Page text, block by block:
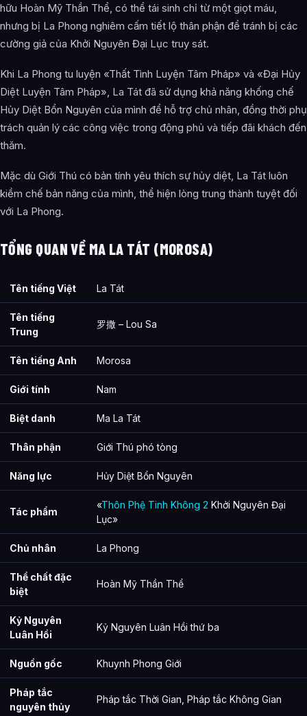
Trận chiến cuối cùng
Giới Thú Vương Ma La Tát
Đến Khởi Nguyên Đại Lục
Ảnh về Ma La Tát / Morosa
Câu Hỏi Thường Gặp
Ma La Tát (Morosa) là ai?
Ma La Tát (Morosa) xuất hiện trong tác phẩm nào?
Thông tin về Ma La Tát (Morosa) được tổng hợp từ đâu?
hữu Hoàn Mỹ Thần Thể, có thể tái sinh chỉ từ một giọt máu,
nhưng bị La Phong nghiêm cấm tiết lộ thân phận để tránh bị các
cường giả của Khởi Nguyên Đại Lục truy sát.
Khi La Phong tu luyện «Thất Tình Luyện Tâm Pháp» và «Đại Hủy
Diệt Luyện Tâm Pháp», La Tát đã sử dụng khả năng khống chế
Hủy Diệt Bổn Nguyên của mình để hỗ trợ chủ nhân, đồng thời phụ
trách quản lý các công việc trong động phủ và tiếp đãi khách đến
thăm.
Mặc dù Giới Thú có bản tính yêu thích sự hủy diệt, La Tát luôn
kiềm chế bản năng của mình, thể hiện lòng trung thành tuyệt đối
với La Phong.
TỔNG QUAN VỀ MA LA TÁT (MOROSA)
Tên tiếng Việt La Tát
Tên tiếng
Trung
罗撒 – Lou Sa
Tên tiếng Anh Morosa
Giới tính Nam
Biệt danh Ma La Tát
Thân phận Giới Thú phó tòng
Năng lực Hủy Diệt Bổn Nguyên
Tác phẩm
«Thôn Phệ Tinh Không 2 Khởi Nguyên Đại
Lục»
Chủ nhân La Phong
Thể chất đặc
biệt
Hoàn Mỹ Thần Thể
Kỷ Nguyên
Luân Hồi
Kỷ Nguyên Luân Hồi thứ ba
Nguồn gốc Khuynh Phong Giới
Pháp tắc
nguyên thủy
Pháp tắc Thời Gian, Pháp tắc Không Gian